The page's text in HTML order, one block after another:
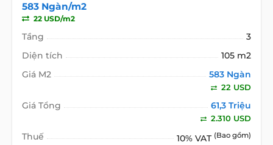
583 Ngàn/m2
22 USD/m2
Tầng
3
Diện tích
105 m2
Giá M2
583 Ngàn
22 USD
Giá Tổng 61,3 Triệu
2.310 USD
Thuế 10% VAT (Bao gồm)